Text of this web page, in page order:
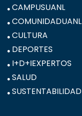
CAMPUSUANL
COMUNIDADUANL
CULTURA
DEPORTES
I+D+IEXPERTOS
SALUD
SUSTENTABILIDAD